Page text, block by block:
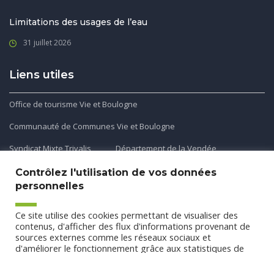
Limitations des usages de l’eau
31 juillet 2026
Liens utiles
Office de tourisme Vie et Boulogne
Communauté de Communes Vie et Boulogne
Syndicat Mixte Trivalis
Département de la Vendée
Application mobile
Découvrez et téléchargez l'application gratuite mobile Ma
Commune et Moi pour recevoir les alertes et les actualités
Contrôlez l'utilisation de vos données
personnelles
Ce site utilise des cookies permettant de visualiser des
contenus, d'afficher des flux d'informations provenant de
sources externes comme les réseaux sociaux et
d'améliorer le fonctionnement grâce aux statistiques de